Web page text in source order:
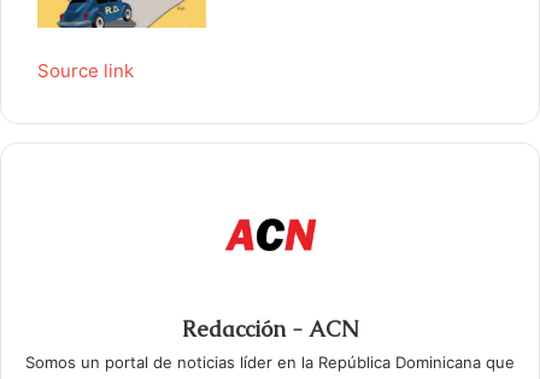
Source link
Redacción - ACN
Somos un portal de noticias líder en la República Dominicana que